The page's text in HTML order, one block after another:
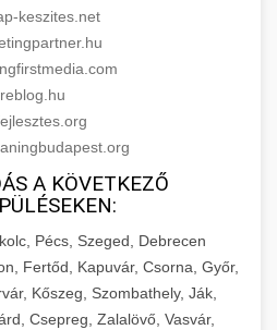
keszites.net
reblog.hu
A KÖVETKEZŐ
Pécs, Szeged, Debrecen
Fertőd, Kapuvár, Csorna, Győr,
Kőszeg, Szombathely, Ják,
Csepreg, Zalalövő, Vasvár,